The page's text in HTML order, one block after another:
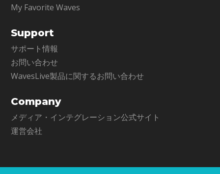
My Favorite Waves
Support
サポート情報
お問い合わせ
WavesLive製品に関するお問い合わせ
Company
メディア・インテグレーション公式サイト
運営会社